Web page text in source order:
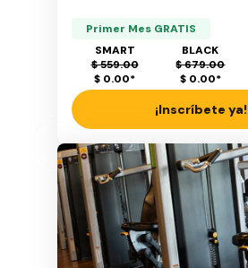
Primer Mes GRATIS
SMART
$ 559.00
$ 0.00*
BLACK
$ 679.00
$ 0.00*
¡Inscríbete ya!